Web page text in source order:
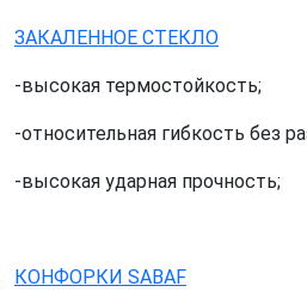
ЗАКАЛЕННОЕ СТЕКЛО
-высокая термостойкость;
-относительная гибкость без
-высокая ударная прочность;
КОНФОРКИ SABAF